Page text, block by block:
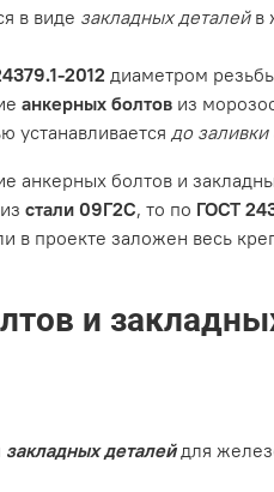
в виде закладных деталейв
2012 диаметром
анкерных болтов из
устанавливается до
анкерных болтов и
стали 09Г2С, то по ГОСТ
в проекте заложен весь
и
закладных деталейдля